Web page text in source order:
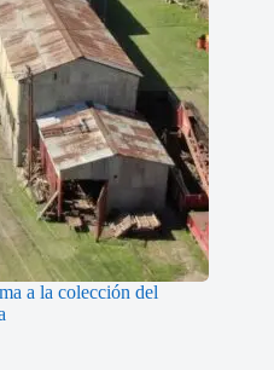
a la colección del